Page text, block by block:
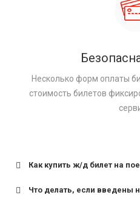
Несколько форм оплаты
стоимость билетов
Как купить ж/д билет на
Что делать, если введены